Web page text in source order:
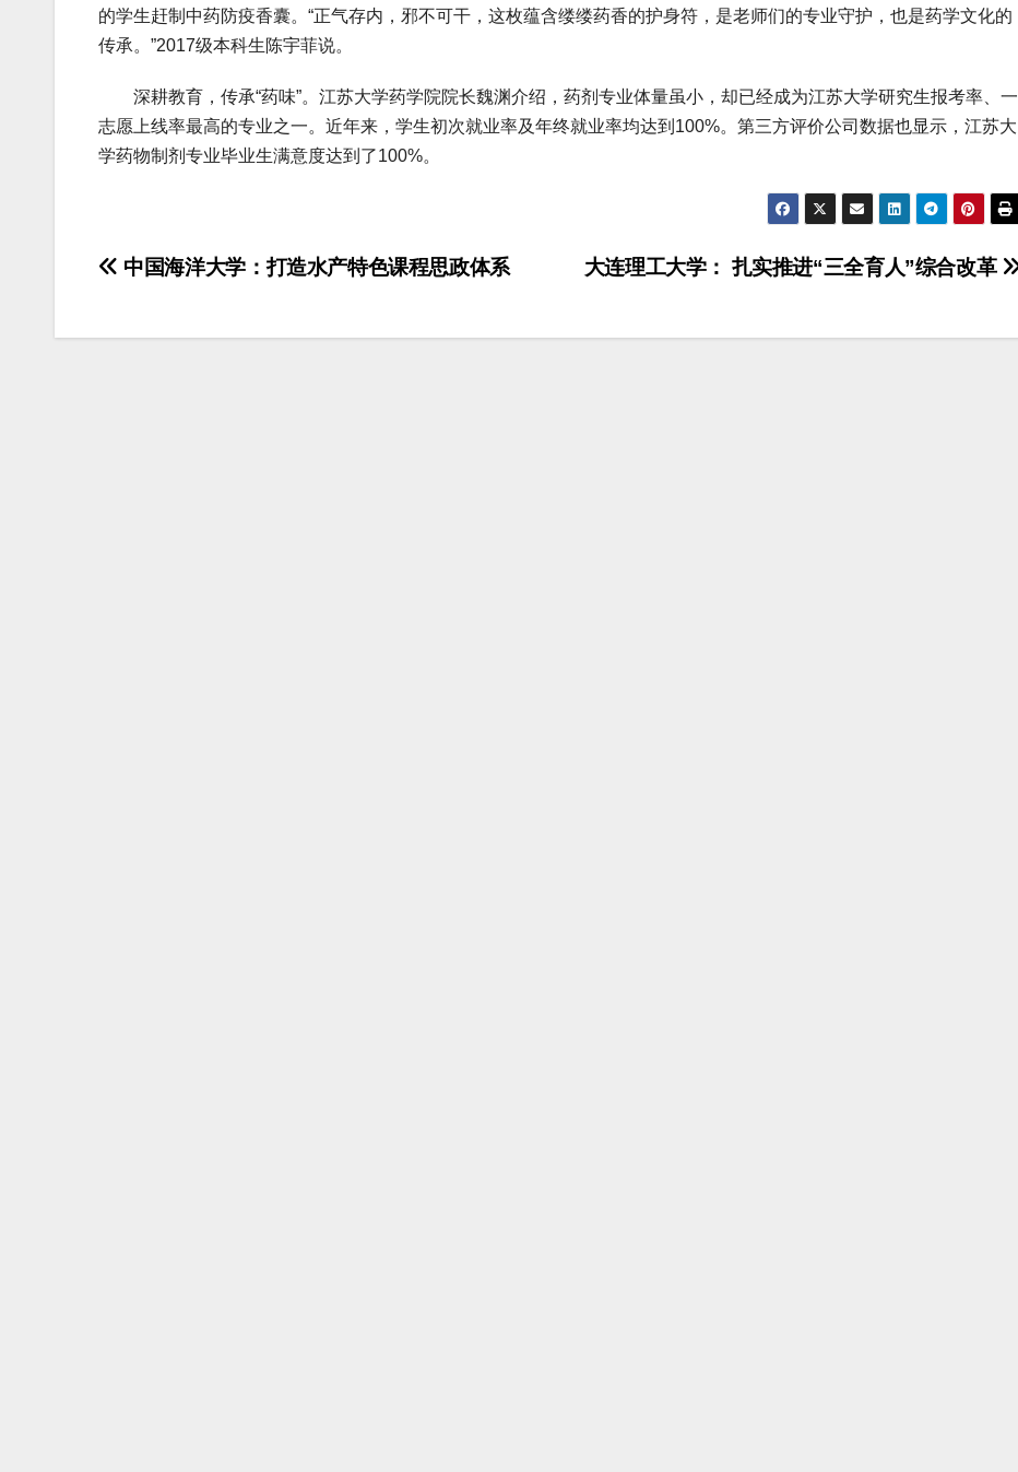
的学生赶制中药防疫香囊。“正气存内，邪不可干，这枚蕴含缕缕药香的护身符，是老师们的专业守护，也是药学文化的
传承。”2017级本科生陈宇菲说。
深耕教育，传承“药味”。江苏大学药学院院长魏渊介绍，药剂专业体量虽小，却已经成为江苏大学研究生报考率、一
志愿上线率最高的专业之一。近年来，学生初次就业率及年终就业率均达到100%。第三方评价公司数据也显示，江苏大
学药物制剂专业毕业生满意度达到了100%。
文
大连理工大学： 扎实推进“三全育人”综合改革
中国海洋大学：打造水产特色课程思政体系